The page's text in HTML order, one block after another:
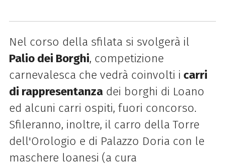
Nel corso della sfilata si svolgerà il
Palio dei Borghi, competizione
carnevalesca che vedrà coinvolti i carri
di rappresentanzadei borghi di Loano
ed alcuni carri ospiti, fuori concorso.
Sfileranno, inoltre, il carro della Torre
dell'Orologio e di Palazzo Doria con le
maschere loanesi (a cura